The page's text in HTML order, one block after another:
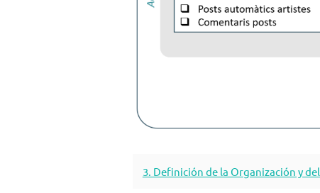
3. Definición de la Organización y